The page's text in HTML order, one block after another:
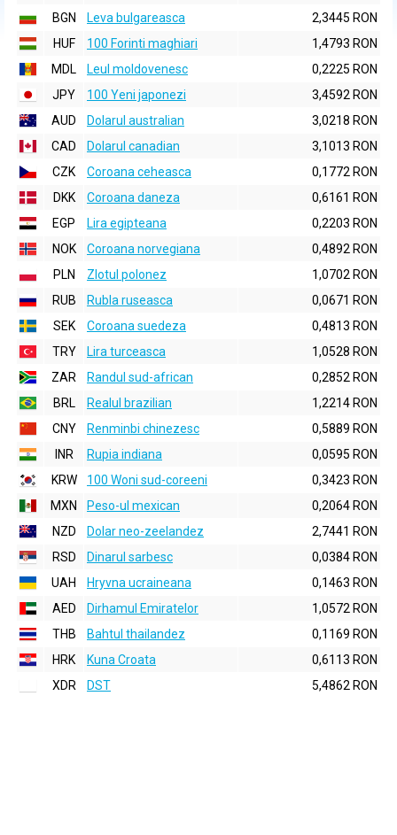
BGN
Leva bulgareasca
2,3445 RON
HUF
100 Forinti maghiari
1,4793 RON
MDL
Leul moldovenesc
0,2225 RON
JPY
100 Yeni japonezi
3,4592 RON
AUD
Dolarul australian
3,0218 RON
CAD
Dolarul canadian
3,1013 RON
CZK
Coroana ceheasca
0,1772 RON
DKK
Coroana daneza
0,6161 RON
EGP
Lira egipteana
0,2203 RON
NOK
Coroana norvegiana
0,4892 RON
PLN
Zlotul polonez
1,0702 RON
RUB
Rubla ruseasca
0,0671 RON
SEK
Coroana suedeza
0,4813 RON
TRY
Lira turceasca
1,0528 RON
ZAR
Randul sud-african
0,2852 RON
BRL
Realul brazilian
1,2214 RON
CNY
Renminbi chinezesc
0,5889 RON
INR
Rupia indiana
0,0595 RON
KRW
100 Woni sud-coreeni
0,3423 RON
MXN
Peso-ul mexican
0,2064 RON
NZD
Dolar neo-zeelandez
2,7441 RON
RSD
Dinarul sarbesc
0,0384 RON
UAH
Hryvna ucraineana
0,1463 RON
AED
Dirhamul Emiratelor
1,0572 RON
THB
Bahtul thailandez
0,1169 RON
HRK
Kuna Croata
0,6113 RON
XDR
DST 5,4862 RON